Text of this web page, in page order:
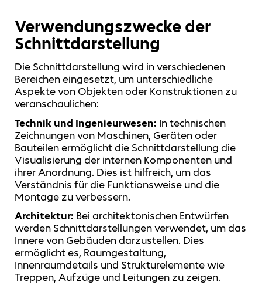
Verwendungszwecke der
Schnittdarstellung
Die Schnittdarstellung wird in verschiedenen
Bereichen eingesetzt, um unterschiedliche
Aspekte von Objekten oder Konstruktionen zu
veranschaulichen:
Technik und Ingenieurwesen: In technischen
Zeichnungen von Maschinen, Geräten oder
Bauteilen ermöglicht die Schnittdarstellung die
Visualisierung der internen Komponenten und
ihrer Anordnung. Dies ist hilfreich, um das
Verständnis für die Funktionsweise und die
Montage zu verbessern.
Architektur: Bei architektonischen Entwürfen
werden Schnittdarstellungen verwendet, um das
Innere von Gebäuden darzustellen. Dies
ermöglicht es, Raumgestaltung,
Innenraumdetails und Strukturelemente wie
Treppen, Aufzüge und Leitungen zu zeigen.